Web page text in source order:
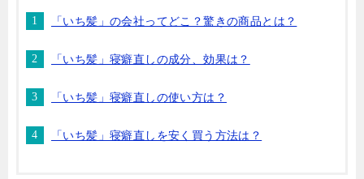
「いち髪」の会社ってどこ？驚きの商品とは？
「いち髪」寝癖直しの成分、効果は？
「いち髪」寝癖直しの使い方は？
「いち髪」寝癖直しを安く買う方法は？